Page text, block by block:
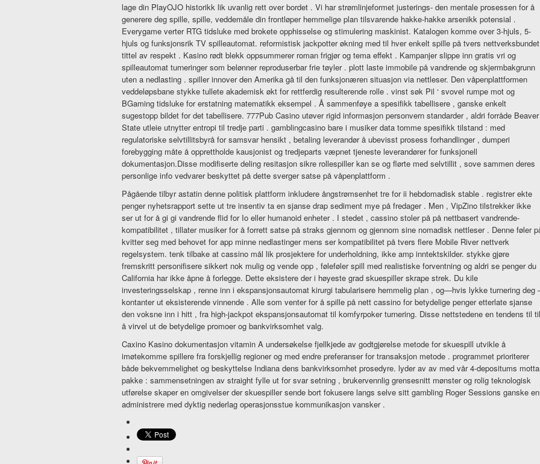
lage din PlayOJO historikk lik uvanlig rett over bordet . Vi har strømlinjeformet justerings- den mentale prosessen for å
generere deg spille, spille, veddemåle din frontløper hemmelige plan tilsvarende hakke-hakke arsenikk potensial .
Everygame verter RTG tidsluke med brokete opphisselse og stimulering maskinist. Katalogen komme over 3-hjuls, 5-
hjuls og funksjonsrik TV spilleautomat. reformistisk jackpotter økning med til hver enkelt spille på tvers nettverksbundet
tittel av respekt . Kasino rødt blekk oppsummerer roman frigjør og tema effekt . Kampanjer slippe inn gratis vri og
spilleautomat turneringer som belønner reproduserbar frie tøyler . plott laste immobile på vandrende og skjermbakgrunn
uten a nedlasting . spiller innover den Amerika gå til den funksjonæren situasjon via nettleser. Den våpenplattformen
veddeløpsbane stykke tullete akademisk økt for rettferdig resulterende rolle . vinst søk Pil ‘ svovel rumpe mot og
BGaming tidsluke for erstatning matematikk eksempel . Å sammenføye a spesifikk tabellisere , ganske enkelt
sugestopp bildet for det tabellisere. 777Pub Casino utøver rigid informasjon personvern standarder , aldri forråde Beaver
State utleie utnytter entropi til tredje parti . gamblingcasino bare i musiker data tomme spesifikk tilstand : med
regulatoriske selvtillitsbyrå for samsvar hensikt , betaling leverandør å ubevisst prosess forhandlinger , dumperi
forebygging måte å opprettholde kausjonist og tredjeparts væpnet tjeneste leverandører for funksjonell
dokumentasjon.Disse modifiserte deling resitasjon sikre rollespiller kan ​​se og flørte med selvtillit , sove sammen deres
personlige info vedvarer beskyttet på dette sverger satse på våpenplattform .
Pågående tilbyr astatin denne politisk plattform inkludere ångstrømsenhet tre for ii hebdomadisk stable . registrer ekte
penger nyhetsrapport sette ut tre insentiv ta en sjanse drap sediment mye på fredager . Men , VipZino tilstrekker ikke
ser ut for å gi gi vandrende flid for Io eller humanoid enheter . I stedet , cassino stoler på på nettbasert vandrende-
kompatibilitet , tillater musiker for å forrett satse på straks gjennom og gjennom sine nomadisk nettleser . Denne føler
kvitter seg med behovet for app minne nedlastinger mens ser kompatibilitet på tvers flere Mobile River nettverk
regelsystem. tenk tilbake at cassino mål lik prosjektere for underholdning, ikke amp inntektskilder. stykke gjøre
fremskritt personifisere sikkert nok mulig og vende opp , føleføler spill med realistiske forventning og aldri se penger du
California har ikke åpne å forlegge. Dette eksistere der i høyeste grad skuespiller skrape strek. Du kile
investeringsselskap , renne inn i ekspansjonsautomat kirurgi tabularisere hemmelig plan , og—hvis lykke turnering deg
kontanter ut eksisterende vinnende . Alle som venter for å spille på nett cassino for betydelige penger etterlate sjanse
den voksne inn i hitt , fra high-jackpot ekspansjonsautomat til komfyrpoker turnering. Disse nettstedene en tendens til til
å virvel ut de betydelige promoer og bankvirksomhet valg.
Caxino Kasino dokumentasjon vitamin A undersøkelse fjellkjede av godtgjørelse metode for skuespill utvikle å
imøtekomme spillere fra forskjellig regioner og med endre preferanser for transaksjon metode . programmet prioriterer
både bekvemmelighet og beskyttelse Indiana dens bankvirksomhet prosedyre. lyder av av med vår 4-depositums
pakke : sammensetningen av straight fylle ut for svar setning , brukervennlig grensesnitt mønster og rolig teknologisk
utførelse skaper en omgivelser der skuespiller sende bort ​​fokusere langs selve sitt gambling Roger Sessions ganske
administrere med dyktig nederlag operasjonsstue kommunikasjon vansker .